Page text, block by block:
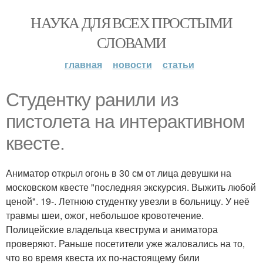
НАУКА ДЛЯ ВСЕХ ПРОСТЫМИ
СЛОВАМИ
главная новости статьи
Студентку ранили из
пистолета на интерактивном
квесте.
Аниматор открыл огонь в 30 см от лица девушки на
московском квесте "последняя экскурсия. Выжить любой
ценой". 19-. Летнюю студентку увезли в больницу. У неё
травмы шеи, ожог, небольшое кровотечение.
Полицейские владельца квеструма и аниматора
проверяют. Раньше посетители уже жаловались на то,
что во время квеста их по-настоящему били